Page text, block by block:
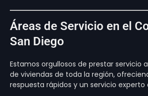
Áreas de Servicio en el
San Diego
Estamos orgullosos de prestar servicio
de viviendas de toda la región,
respuesta rápidos y un servicio experto